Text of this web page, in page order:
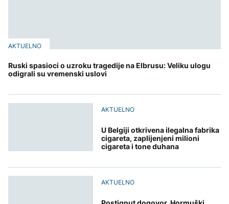
AKTUELNO
Ruski spasioci o uzroku tragedije na Elbrusu: Veliku ulogu
odigrali su vremenski uslovi
AKTUELNO
U Belgiji otkrivena ilegalna fabrika
cigareta, zaplijenjeni milioni
cigareta i tone duhana
AKTUELNO